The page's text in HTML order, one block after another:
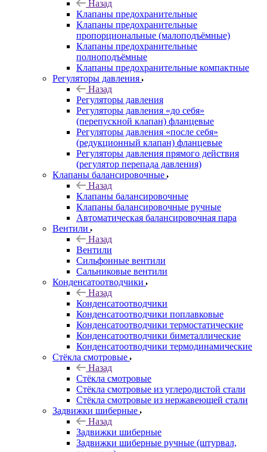
Назад
Клапаны предохранительные
Клапаны предохранительные
пропорциональные (малоподъёмные)
Клапаны предохранительные
полноподъёмные
Клапаны предохранительные компактные
Регуляторы давления
Назад
Регуляторы давления
Регуляторы давления «до себя»
(перепускной клапан) фланцевые
Регуляторы давления «после себя»
(редукционный клапан) фланцевые
Регуляторы давления прямого действия
(регулятор перепада давления)
Клапаны балансировочные
Назад
Клапаны балансировочные
Клапаны балансировочные ручные
Автоматическая балансировочная пара
Вентили
Назад
Вентили
Сильфонные вентили
Сальниковые вентили
Конденсатоотводчики
Назад
Конденсатоотводчики
Конденсатоотводчики поплавковые
Конденсатоотводчики термостатические
Конденсатоотводчики биметаллические
Конденсатоотводчики термодинамические
Стёкла смотровые
Назад
Стёкла смотровые
Стёкла смотровые из углеродистой стали
Стёкла смотровые из нержавеющей стали
Задвижки шиберные
Назад
Задвижки шиберные
Задвижки шиберные ручные (штурвал,